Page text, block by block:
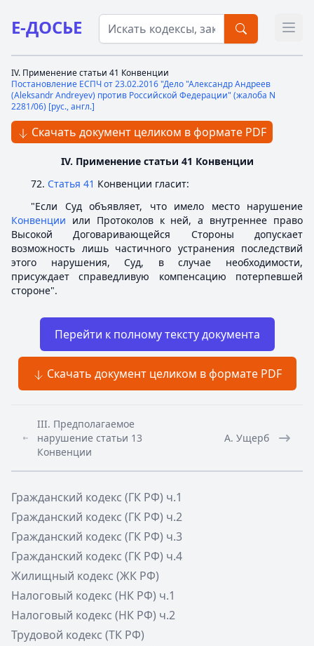
Е-ДОСЬЕ
IV. Применение статьи 41 Конвенции
Постановление ЕСПЧ от 23.02.2016 "Дело "Александр Андреев
(Aleksandr Andreyev) против Российской Федерации" (жалоба N
2281/06) [рус., англ.]
Скачать документ целиком в формате PDF
IV. Применение статьи 41 Конвенции
72. Статья 41 Конвенции гласит:
"Если Суд объявляет, что имело место нарушение
Конвенции или Протоколов к ней, а внутреннее право
Высокой Договаривающейся Стороны допускает
возможность лишь частичного устранения последствий
этого нарушения, Суд, в случае необходимости,
присуждает справедливую компенсацию потерпевшей
стороне".
Перейти к полному тексту документа
Скачать документ целиком в формате PDF
III. Предполагаемое
нарушение статьи 13
Конвенции
A. Ущерб
Гражданский кодекс (ГК РФ) ч.1
Гражданский кодекс (ГК РФ) ч.2
Гражданский кодекс (ГК РФ) ч.3
Гражданский кодекс (ГК РФ) ч.4
Жилищный кодекс (ЖК РФ)
Налоговый кодекс (НК РФ) ч.1
Налоговый кодекс (НК РФ) ч.2
Трудовой кодекс (ТК РФ)